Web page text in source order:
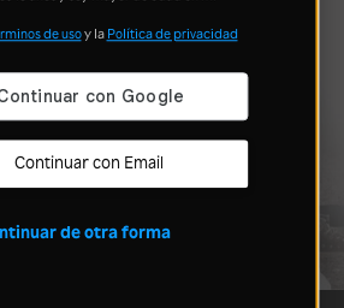
de usoy la Política de privacidad
Continuar con Email
de otra forma